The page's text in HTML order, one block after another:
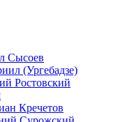
Сысоев
(Ургебадзе)
Ростовский
Кречетов